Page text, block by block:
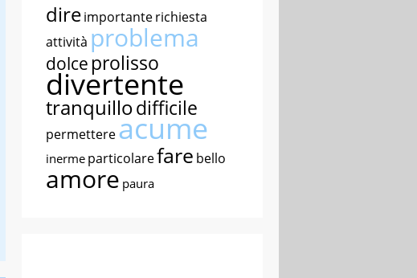
direimportanterichiesta
attività problema
dolce prolisso
divertente
tranquillodifficile
permettereacume
inerme particolarefare bello
amore paura